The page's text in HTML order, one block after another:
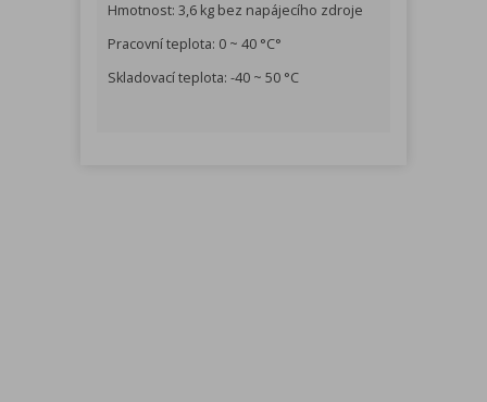
Hmotnost: 3,6 kg bez napájecího zdroje
Pracovní teplota: 0 ~ 40 °C°
Skladovací teplota: -40 ~ 50 °C